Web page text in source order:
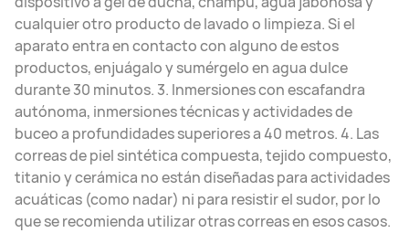
cualquier otro producto de lavado o limpieza. Si el
aparato entra en contacto con alguno de estos
productos, enjuágalo y sumérgelo en agua dulce
durante 30 minutos. 3. Inmersiones con escafandra
autónoma, inmersiones técnicas y actividades de
buceo a profundidades superiores a 40 metros. 4. Las
correas de piel sintética compuesta, tejido compuesto,
titanio y cerámica no están diseñadas para actividades
acuáticas (como nadar) ni para resistir el sudor, por lo
que se recomienda utilizar otras correas en esos casos.